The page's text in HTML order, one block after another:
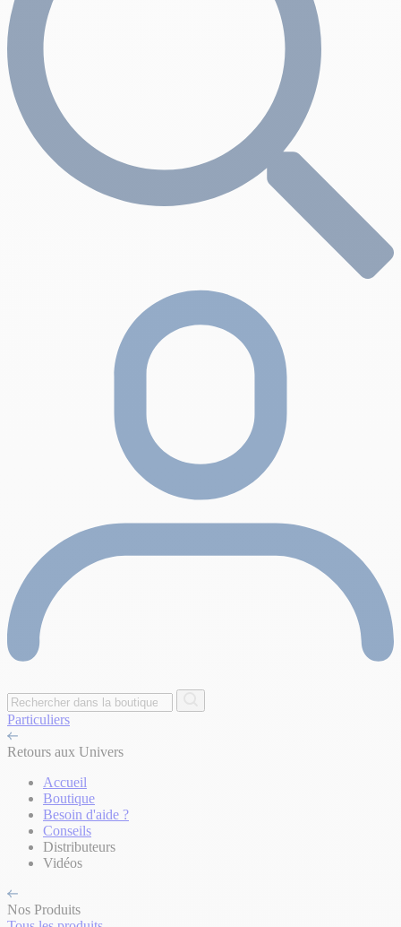
Particuliers
Retours aux Univers
Accueil
Boutique
Besoin d'aide ?
Conseils
Distributeurs
Vidéos
Nos Produits